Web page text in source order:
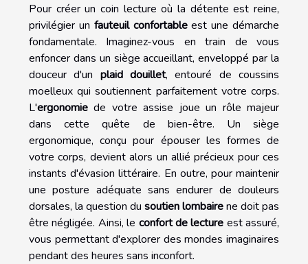
Pour créer un coin lecture où la détente est reine,
privilégier un fauteuil confortableest une démarche
fondamentale. Imaginez-vous en train de vous
enfoncer dans un siège accueillant, enveloppé par la
douceur d'un plaid douillet, entouré de coussins
moelleux qui soutiennent parfaitement votre corps.
L'ergonomie de votre assise joue un rôle majeur
dans cette quête de bien-être. Un siège
ergonomique, conçu pour épouser les formes de
votre corps, devient alors un allié précieux pour ces
instants d'évasion littéraire. En outre, pour maintenir
une posture adéquate sans endurer de douleurs
dorsales, la question du soutien lombairene doit pas
être négligée. Ainsi, le confort de lecture est assuré,
vous permettant d'explorer des mondes imaginaires
pendant des heures sans inconfort.